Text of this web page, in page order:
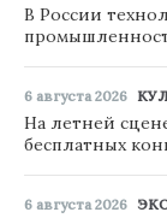
В России
6 августа 2026
На летней
бесплатных
6 августа 2026